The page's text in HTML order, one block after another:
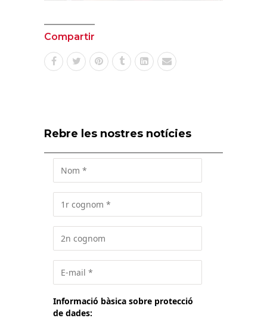
Compartir
Rebre les nostres notícies
Informació bàsica sobre protecció
de dades: